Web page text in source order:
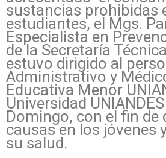
sustancias prohibidas
estudiantes, el Mgs.
Especialista en
de la Secretaría
estuvo dirigido al
Administrativo y
Educativa Menor
Universidad
Domingo, con el fin de
causas en los jóvenes
su salud.